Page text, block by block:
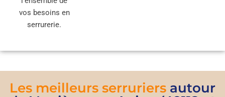
vos besoins en
serrurerie.
Les meilleurs serruriers autour